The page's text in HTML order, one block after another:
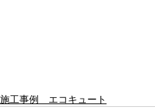
施工事例 エコキュート